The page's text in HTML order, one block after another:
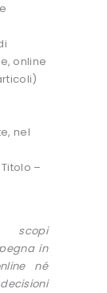
online
nel
–
scopi
in
né